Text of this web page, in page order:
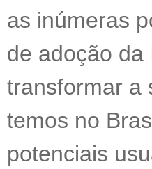
as inúmeras
de adoção da
transformar a
temos no
potenciais